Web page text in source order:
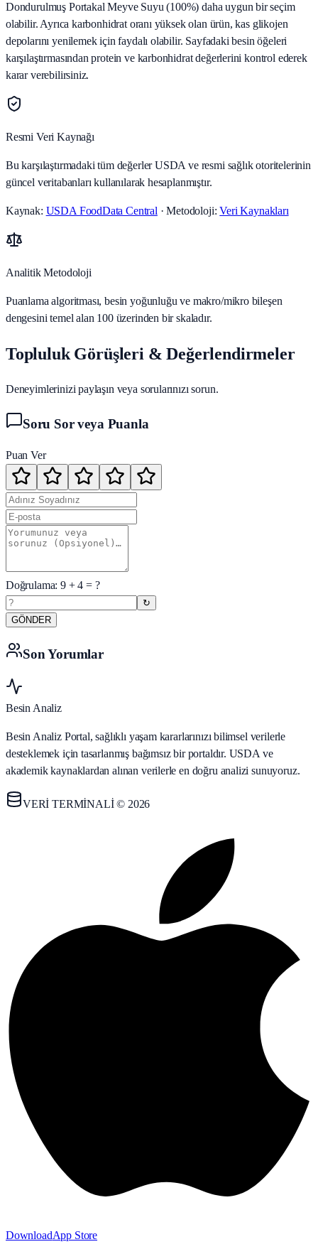
Dondurulmuş Portakal Meyve Suyu (100%) daha uygun bir seçim
olabilir. Ayrıca karbonhidrat oranı yüksek olan ürün, kas glikojen
depolarını yenilemek için faydalı olabilir. Sayfadaki besin öğeleri
karşılaştırmasından protein ve karbonhidrat değerlerini kontrol ederek
karar verebilirsiniz.
Resmi Veri Kaynağı
Bu karşılaştırmadaki tüm değerler USDA ve resmi sağlık otoritelerinin
güncel veritabanları kullanılarak hesaplanmıştır.
Kaynak: USDA FoodData Central · Metodoloji:Veri Kaynakları
Analitik Metodoloji
Puanlama algoritması, besin yoğunluğu ve makro/mikro bileşen
dengesini temel alan 100 üzerinden bir skaladır.
Topluluk Görüşleri & Değerlendirmeler
Deneyimlerinizi paylaşın veya sorularınızı sorun.
Soru Sor veya Puanla
Puan Ver
Doğrulama:9+4 = ?
↻
GÖNDER
Son Yorumlar
Besin Analiz
Besin Analiz Portal, sağlıklı yaşam kararlarınızı bilimsel verilerle
desteklemek için tasarlanmış bağımsız bir portaldır. USDA ve
akademik kaynaklardan alınan verilerle en doğru analizi sunuyoruz.
VERİ TERMİNALİ © 2026
DownloadApp Store